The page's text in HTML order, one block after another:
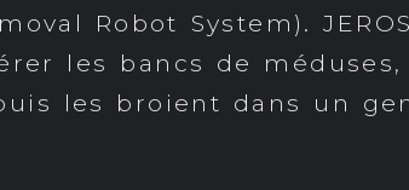
Robot System).
les bancs de
les broient dans un